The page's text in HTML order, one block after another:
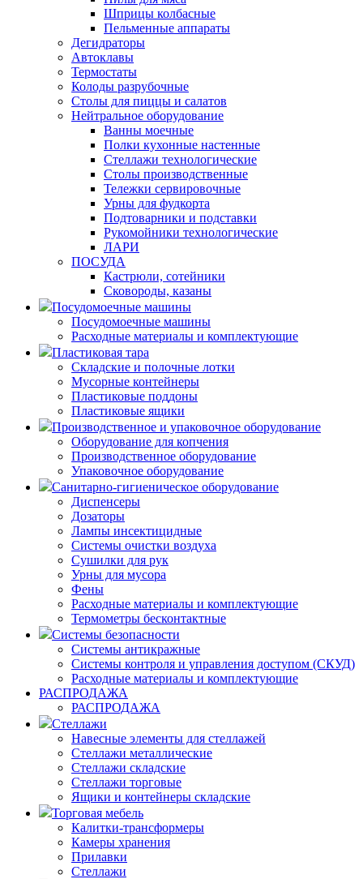
Шприцы колбасные
Пельменные аппараты
Дегидраторы
Автоклавы
Термостаты
Колоды разрубочные
Столы для пиццы и салатов
Нейтральное оборудование
Ванны моечные
Полки кухонные настенные
Стеллажи технологические
Столы производственные
Тележки сервировочные
Урны для фудкорта
Подтоварники и подставки
Рукомойники технологические
ЛАРИ
ПОСУДА
Кастрюли, сотейники
Сковороды, казаны
Посудомоечные машины
Посудомоечные машины
Расходные материалы и комплектующие
Пластиковая тара
Складские и полочные лотки
Мусорные контейнеры
Пластиковые поддоны
Пластиковые ящики
Производственное и упаковочное оборудование
Оборудование для копчения
Производственное оборудование
Упаковочное оборудование
Санитарно-гигиеническое оборудование
Диспенсеры
Дозаторы
Лампы инсектицидные
Системы очистки воздуха
Сушилки для рук
Урны для мусора
Фены
Расходные материалы и комплектующие
Термометры бесконтактные
Системы безопасности
Системы антикражные
Системы контроля и управления доступом (СКУД)
Расходные материалы и комплектующие
РАСПРОДАЖА
РАСПРОДАЖА
Стеллажи
Навесные элементы для стеллажей
Стеллажи металлические
Стеллажи складские
Стеллажи торговые
Ящики и контейнеры складские
Торговая мебель
Калитки-трансформеры
Камеры хранения
Прилавки
Стеллажи